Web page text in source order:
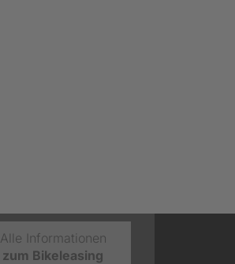
Alle Informationen
zum Bikeleasing